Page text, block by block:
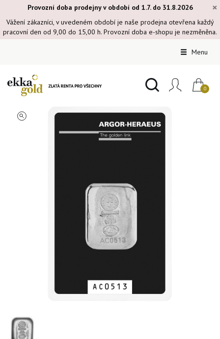
×
Provozní doba prodejny v období od 1.7. do 31.8.2026
Vážení zákazníci, v uvedeném období je naše prodejna otevřena každý
pracovní den od 9,00 do 15,00 h. Provozní doba e-shopu je nezměněna.
Menu